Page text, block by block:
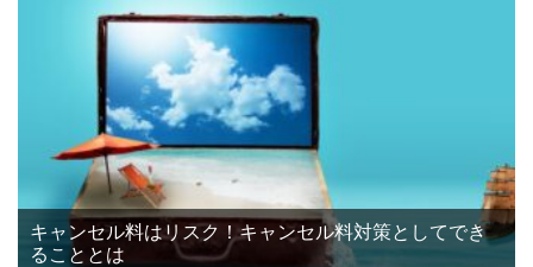
キャンセル料はリスク！キャンセル料対策としてでき
ることとは